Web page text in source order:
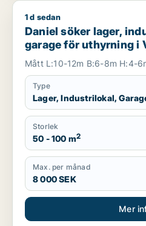
Daniel söker lager,
1 d sedan
Daniel söker lager,
garage för uthyrning i
eller Botkyrka m.fl.
Mått L:10-12m B:6-8m H:4-
Type
Lager, Industrilokal,
Storlek
50 - 100 m2
Max. per månad
8 000 SEK
Mer